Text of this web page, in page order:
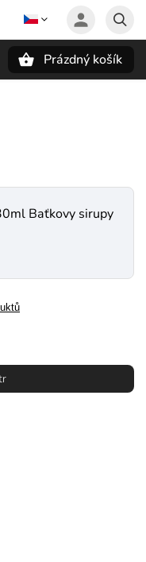
Prázdný košík
Baťkovy sirupy